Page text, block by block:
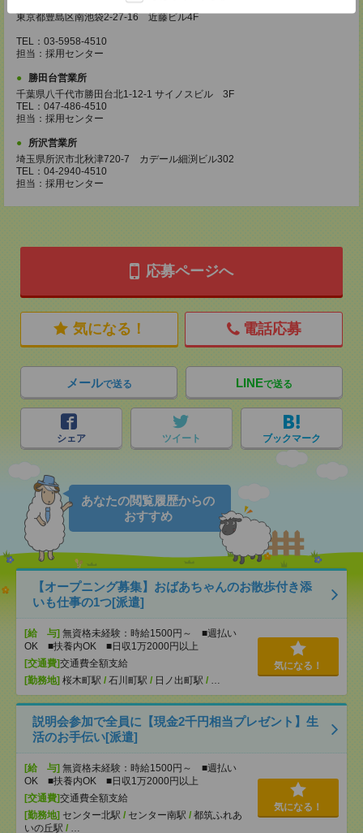
東京都豊島区南池袋2-27-16 近藤ビル4F
TEL：03-5958-4510
担当：採用センター
勝田台営業所
千葉県八千代市勝田台北1-12-1 サイノスビル 3F
TEL：047-486-4510
担当：採用センター
所沢営業所
埼玉県所沢市北秋津720-7 カデール細渕ビル302
TEL：04-2940-4510
担当：採用センター
応募ページへ
気になる！ 電話応募
メールで送る LINEで送る
シェア ツイート ブックマーク
あなたの閲覧履歴からの
おすすめ
【オープニング募集】おばあちゃんのお散歩付き添
いも仕事の1つ[派遣]
[給 与] 無資格未経験：時給1500円～ ■週払い
OK ■扶養内OK ■日収1万2000円以上
[交通費]交通費全額支給
[勤務地] 桜木町駅 / 石川町駅 / 日ノ出町駅 / …
気になる！
説明会参加で全員に【現金2千円相当プレゼント】生
活のお手伝い[派遣]
[給 与] 無資格未経験：時給1500円～ ■週払い
OK ■扶養内OK ■日収1万2000円以上
[交通費]交通費全額支給
[勤務地] センター北駅 / センター南駅 / 都筑ふれあ
いの丘駅 / …
気になる！